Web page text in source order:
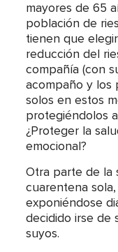
mayores de 65
población de
tienen que
reducción del
compañía (con
acompaño y los
solos en estos
protegiéndolos
¿Proteger la
emocional?
Otra parte de la
cuarentena
exponiéndose
decidido irse de
suyos.